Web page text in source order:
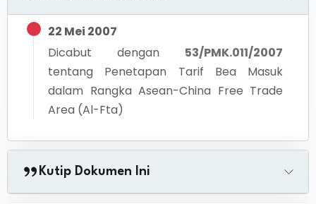
22 Mei 2007
Dicabut dengan
53/PMK.011/2007
tentang Penetapan Tarif Bea Masuk
dalam Rangka Asean-China Free Trade
Area (Al-Fta)
Kutip Dokumen Ini